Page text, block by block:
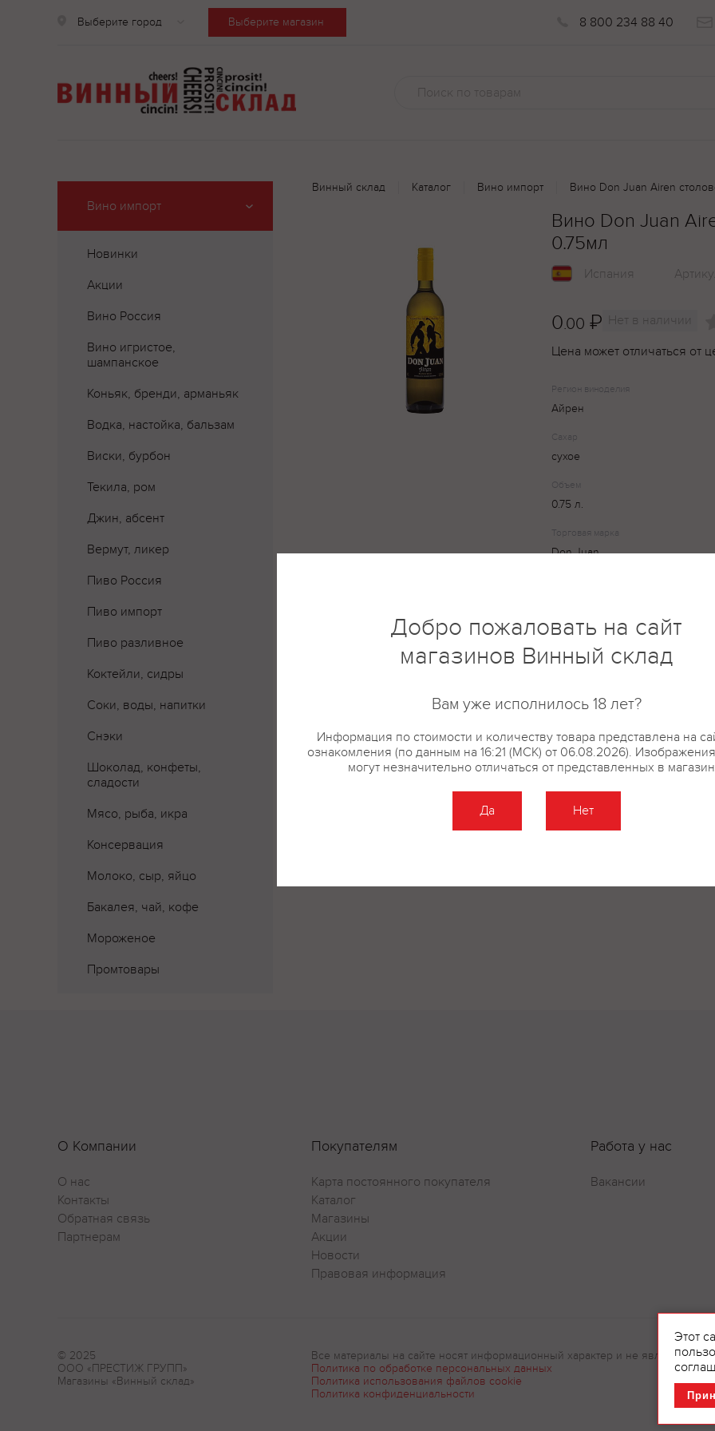
Выберите город Выберите магазин 8 800 234 88 40
Вино импорт
Новинки
Акции
Вино Россия
Вино игристое,
шампанское
Коньяк, бренди, арманьяк
Водка, настойка, бальзам
Виски, бурбон
Текила, ром
Джин, абсент
Вермут, ликер
Пиво Россия
Пиво импорт
Пиво разливное
Коктейли, сидры
Соки, воды, напитки
Снэки
Шоколад, конфеты,
сладости
Мясо, рыба, икра
Консервация
Молоко, сыр, яйцо
Бакалея, чай, кофе
Мороженое
Промтовары
Винный склад Каталог Вино импорт Вино Don Juan Airen
Вино Don Juan
0.75мл
Испания
0.00 ₽ Нет в наличии
Цена может отличаться от
Регион виноделия
Айрен
Сахар
сухое
Объем
0.75 л.
Торговая марка
Don Juan
Вино блестящего бледно-
цитрусовых, зеленого
звенящее. Утонченное
винограда сорта Айрен,
О Компании
О нас
Контакты
Обратная связь
Партнерам
Покупателям
Карта постоянного покупателя
Каталог
Магазины
Акции
Новости
Правовая информация
Работа у нас
Вакансии
© 2025
ООО «ПРЕСТИЖ ГРУПП»
Магазины «Винный склад»
Все материалы на сайте носят информационный характер и не являются
Политика по обработке персональных данных
Политика использования файлов cookie
Политика конфиденциальности
Этот
Добро пожаловать на сайт
магазинов Винный склад
Вам уже исполнилось 18 лет?
Информация по стоимости и количеству товара представлена на
ознакомления (по данным на 16:21 (МСК) от 06.08.2026).
могут незначительно отличаться от представленных в
Да Нет